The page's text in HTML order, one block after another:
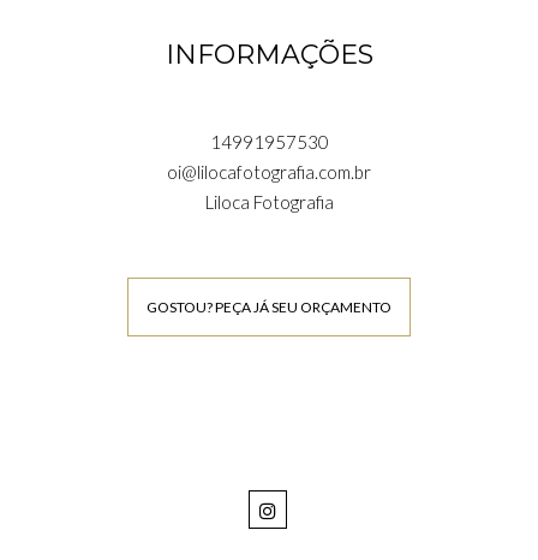
INFORMAÇÕES
14991957530
oi@lilocafotografia.com.br
Liloca Fotografia
GOSTOU? PEÇA JÁ SEU ORÇAMENTO